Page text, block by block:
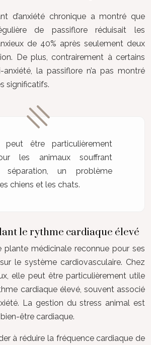
d’anxiété chronique a montré que
de passiflore réduisait les
de 40% après seulement deux
De plus, contrairement à certains
la passiflore n’a pas montré
significatifs.
peut être particulièrement
les animaux souffrant
séparation, un problème
chiens et les chats.
le rythme cardiaque élevé
plante médicinale reconnue pour ses
le système cardiovasculaire. Chez
elle peut être particulièrement utile
cardiaque élevé, souvent associé
La gestion du stress animal est
être cardiaque.
à réduire la fréquence cardiaque de